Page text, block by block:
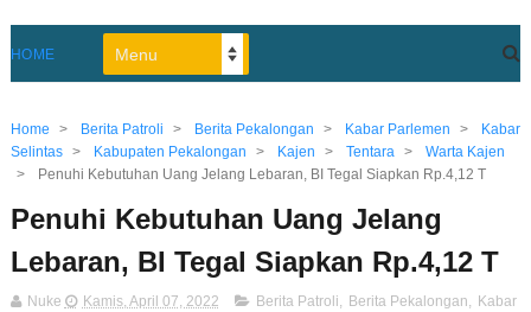
HOME
Home > Berita Patroli > Berita Pekalongan > Kabar Parlemen >
Kabar
Selintas > Kabupaten Pekalongan > Kajen > Tentara >
Warta Kajen
>
Penuhi Kebutuhan Uang Jelang Lebaran, BI Tegal Siapkan Rp.4,12 T
Penuhi Kebutuhan Uang Jelang
Lebaran, BI Tegal Siapkan Rp.4,12 T
Nuke Kamis, April 07, 2022 Berita Patroli, Berita Pekalongan, Kabar